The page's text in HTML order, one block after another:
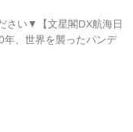
さい▼【文星閣DX航海日
、世界を襲ったパンデ